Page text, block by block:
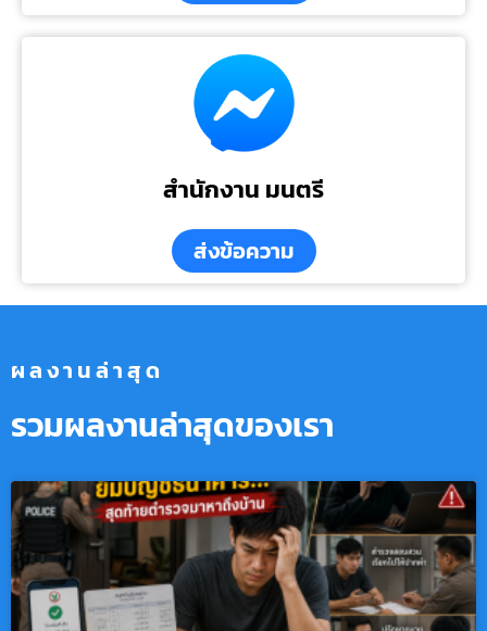
สำนักงาน มนตรี
ส่งข้อความ
ผลงานล่าสุด
รวมผลงานล่าสุดของเรา